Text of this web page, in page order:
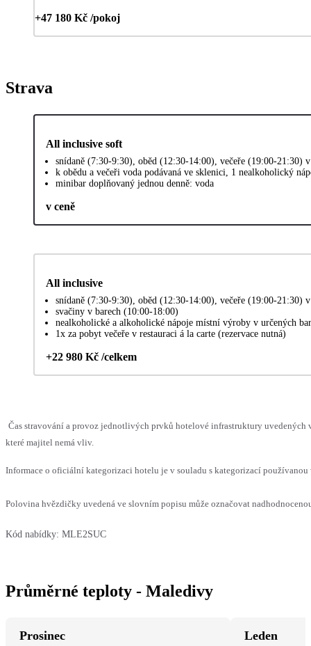
+47 180 Kč /pokoj
Strava
All inclusive soft
snídaně (7:30-9:30), oběd (12:30-14:00), večeře (19:00-21:30)
k obědu a večeři voda podávaná ve sklenici, 1 nealkoholický
minibar doplňovaný jednou denně: voda
v ceně
All inclusive
snídaně (7:30-9:30), oběd (12:30-14:00), večeře (19:00-21:30)
svačiny v barech (10:00-18:00)
nealkoholické a alkoholické nápoje místní výroby v určených
1x za pobyt večeře v restauraci á la carte (rezervace nutná)
+22 980 Kč /celkem
Čas stravování a provoz jednotlivých prvků hotelové infrastruktury uvedených
které majitel nemá vliv.
Informace o oficiální kategorizaci hotelu je v souladu s kategorizací
Polovina hvězdičky uvedená ve slovním popisu může označovat
Kód nabídky: MLE2SUC
Průměrné teploty - Maledivy
Prosinec
Leden